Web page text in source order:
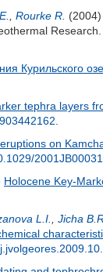
Rourke R. (2004)
Курильского
tephra layers
on
Holocene Key-
L.I. Jicha